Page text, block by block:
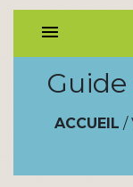
menu
ACCUEIL /